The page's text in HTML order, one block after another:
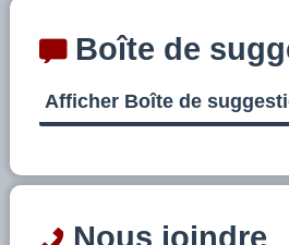
Boîte de
Afficher Boîte de
Nous joindre